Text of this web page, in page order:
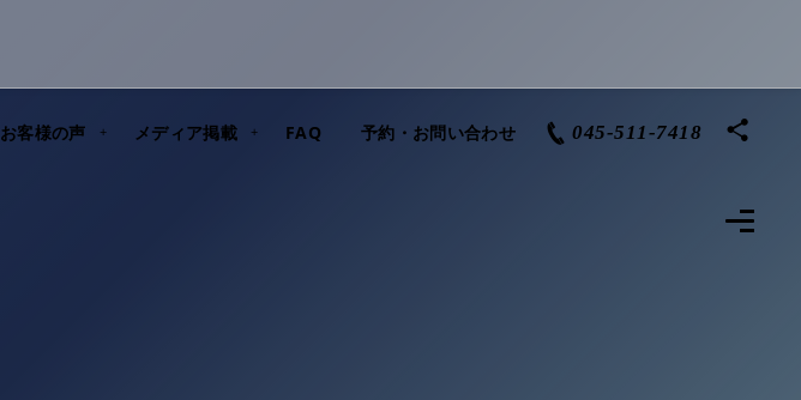
お客様の声 メディア掲載 FAQ 予約・お問い合わせ 045-511-7418